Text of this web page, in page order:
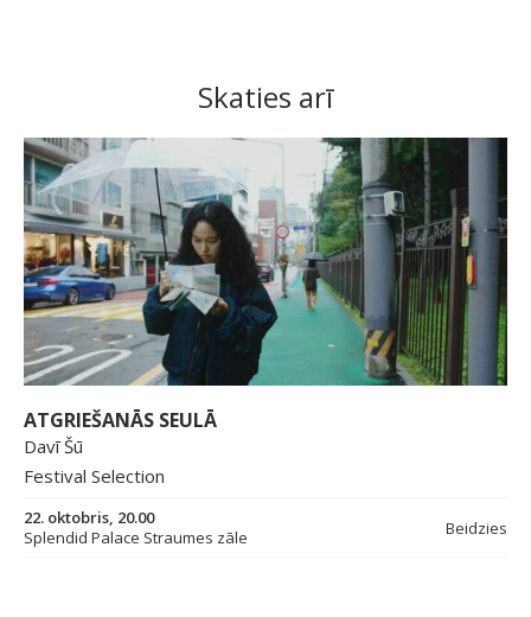
Skaties arī
ATGRIEŠANĀS SEULĀ
Davī Šū
Festival Selection
22. oktobris, 20.00
Splendid Palace Straumes zāle
Beidzies